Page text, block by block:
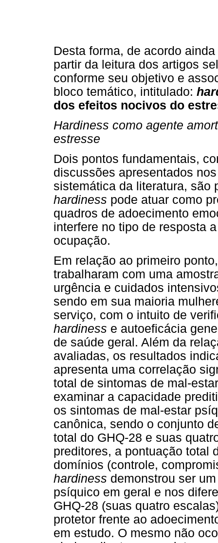
Desta forma, de acordo
partir da leitura dos artigos
conforme seu objetivo e
bloco temático, intitulado:
dos efeitos nocivos do
Hardiness como agente
estresse
Dois pontos fundamentais,
discussões apresentados
sistemática da literatura, são
hardiness pode atuar como
quadros de adoecimento
interfere no tipo de resposta
ocupação.
Em relação ao primeiro
trabalharam com uma
urgência e cuidados
sendo em sua maioria
serviço, com o intuito de
hardiness e autoeficácia
de saúde geral. Além da
avaliadas, os resultados
apresenta uma correlação
total de sintomas de mal-
examinar a capacidade
os sintomas de mal-estar
canônica, sendo o conjunto
total do GHQ-28 e suas
preditores, a pontuação total
domínios (controle,
hardiness demonstrou ser
psíquico em geral e nos
GHQ-28 (suas quatro
protetor frente ao
em estudo. O mesmo não